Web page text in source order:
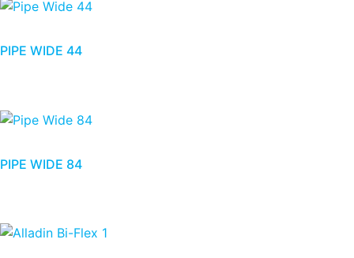
PIPE WIDE 44
PIPE WIDE 84